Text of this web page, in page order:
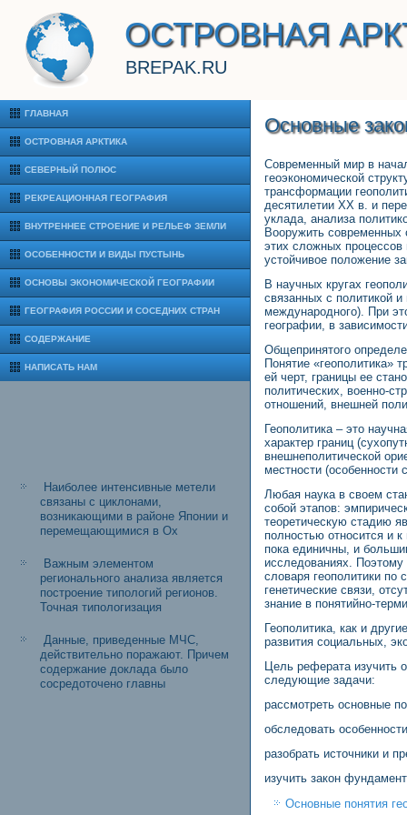
ОСТРОВНАЯ
BREPAK.RU
ГЛАВНАЯ
ОСТРОВНАЯ АРКТИКА
СЕВЕРНЫЙ ПОЛЮС
РЕКРЕАЦИОННАЯ ГЕОГРАФИЯ
ВНУТРЕННЕЕ СТРОЕНИЕ И РЕЛЬЕФ ЗЕМЛИ
ОСОБЕННОСТИ И ВИДЫ ПУСТЫНЬ
ОСНОВЫ ЭКОНОМИЧЕСКОЙ ГЕОГРАФИИ
ГЕОГРАФИЯ РОССИИ И СОСЕДНИХ СТРАН
СОДЕРЖАНИЕ
НАПИСАТЬ НАМ
Наиболее интенсивные метели
связаны с циклонами,
возникающими в районе Японии и
перемещающимися в Ох
Важным элементом
регионального анализа является
построение типологий регионов.
Точная типологизация
Данные, приведенные МЧС,
действительно поражают. Причем
содержание доклада было
сосредоточено главны
Основные
Современный мир в
геоэкономической
трансформации
десятилетии XX в. и
уклада, анализа
Вооружить современных
этих сложных процессов
устойчивое положение
В научных кругах
связанных с политикой
международного). При
географии, в
Общепринятого
Понятие «геополитика»
ей черт, границы ее
политических, военно-
отношений, внешней
Геополитика – это
характер границ
внешнеполитической
местности (особенности
Любая наука в своем
собой этапов:
теоретическую стадию
полностью относится и
пока единичны, и
исследованиях.
словаря геополитики по
генетические связи,
знание в понятийно-
Геополитика, как и
развития социальных,
Цель реферата изучить
следующие задачи:
рассмотреть основные
обследовать
разобрать источники и
изучить закон
Основные понятия